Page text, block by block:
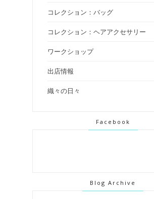
コレクション：バッグ
コレクション：ヘアアクセサリー
ワークショップ
出店情報
織々の日々
Facebook
Blog Archive